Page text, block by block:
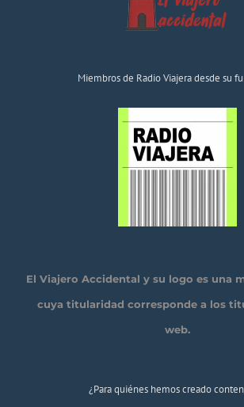
Miembros de Radio Viajera desde su
El Viajero Accidental y su logo es una
cuya titularidad corresponde a los
web.
¿Para quiénes hemos creado